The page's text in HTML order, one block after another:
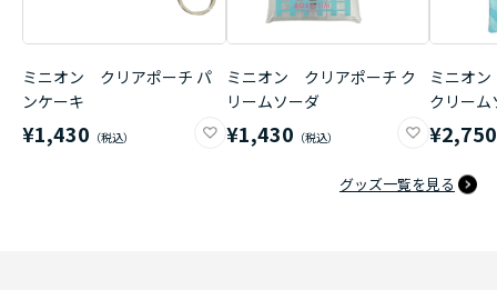
ミニオン クリアポーチ パ
ンケーキ
¥1,430
ミニオン クリアポーチ ク
リームソーダ
¥1,430
ミニオ
クリーム
¥2,750
グッズ一覧を見る